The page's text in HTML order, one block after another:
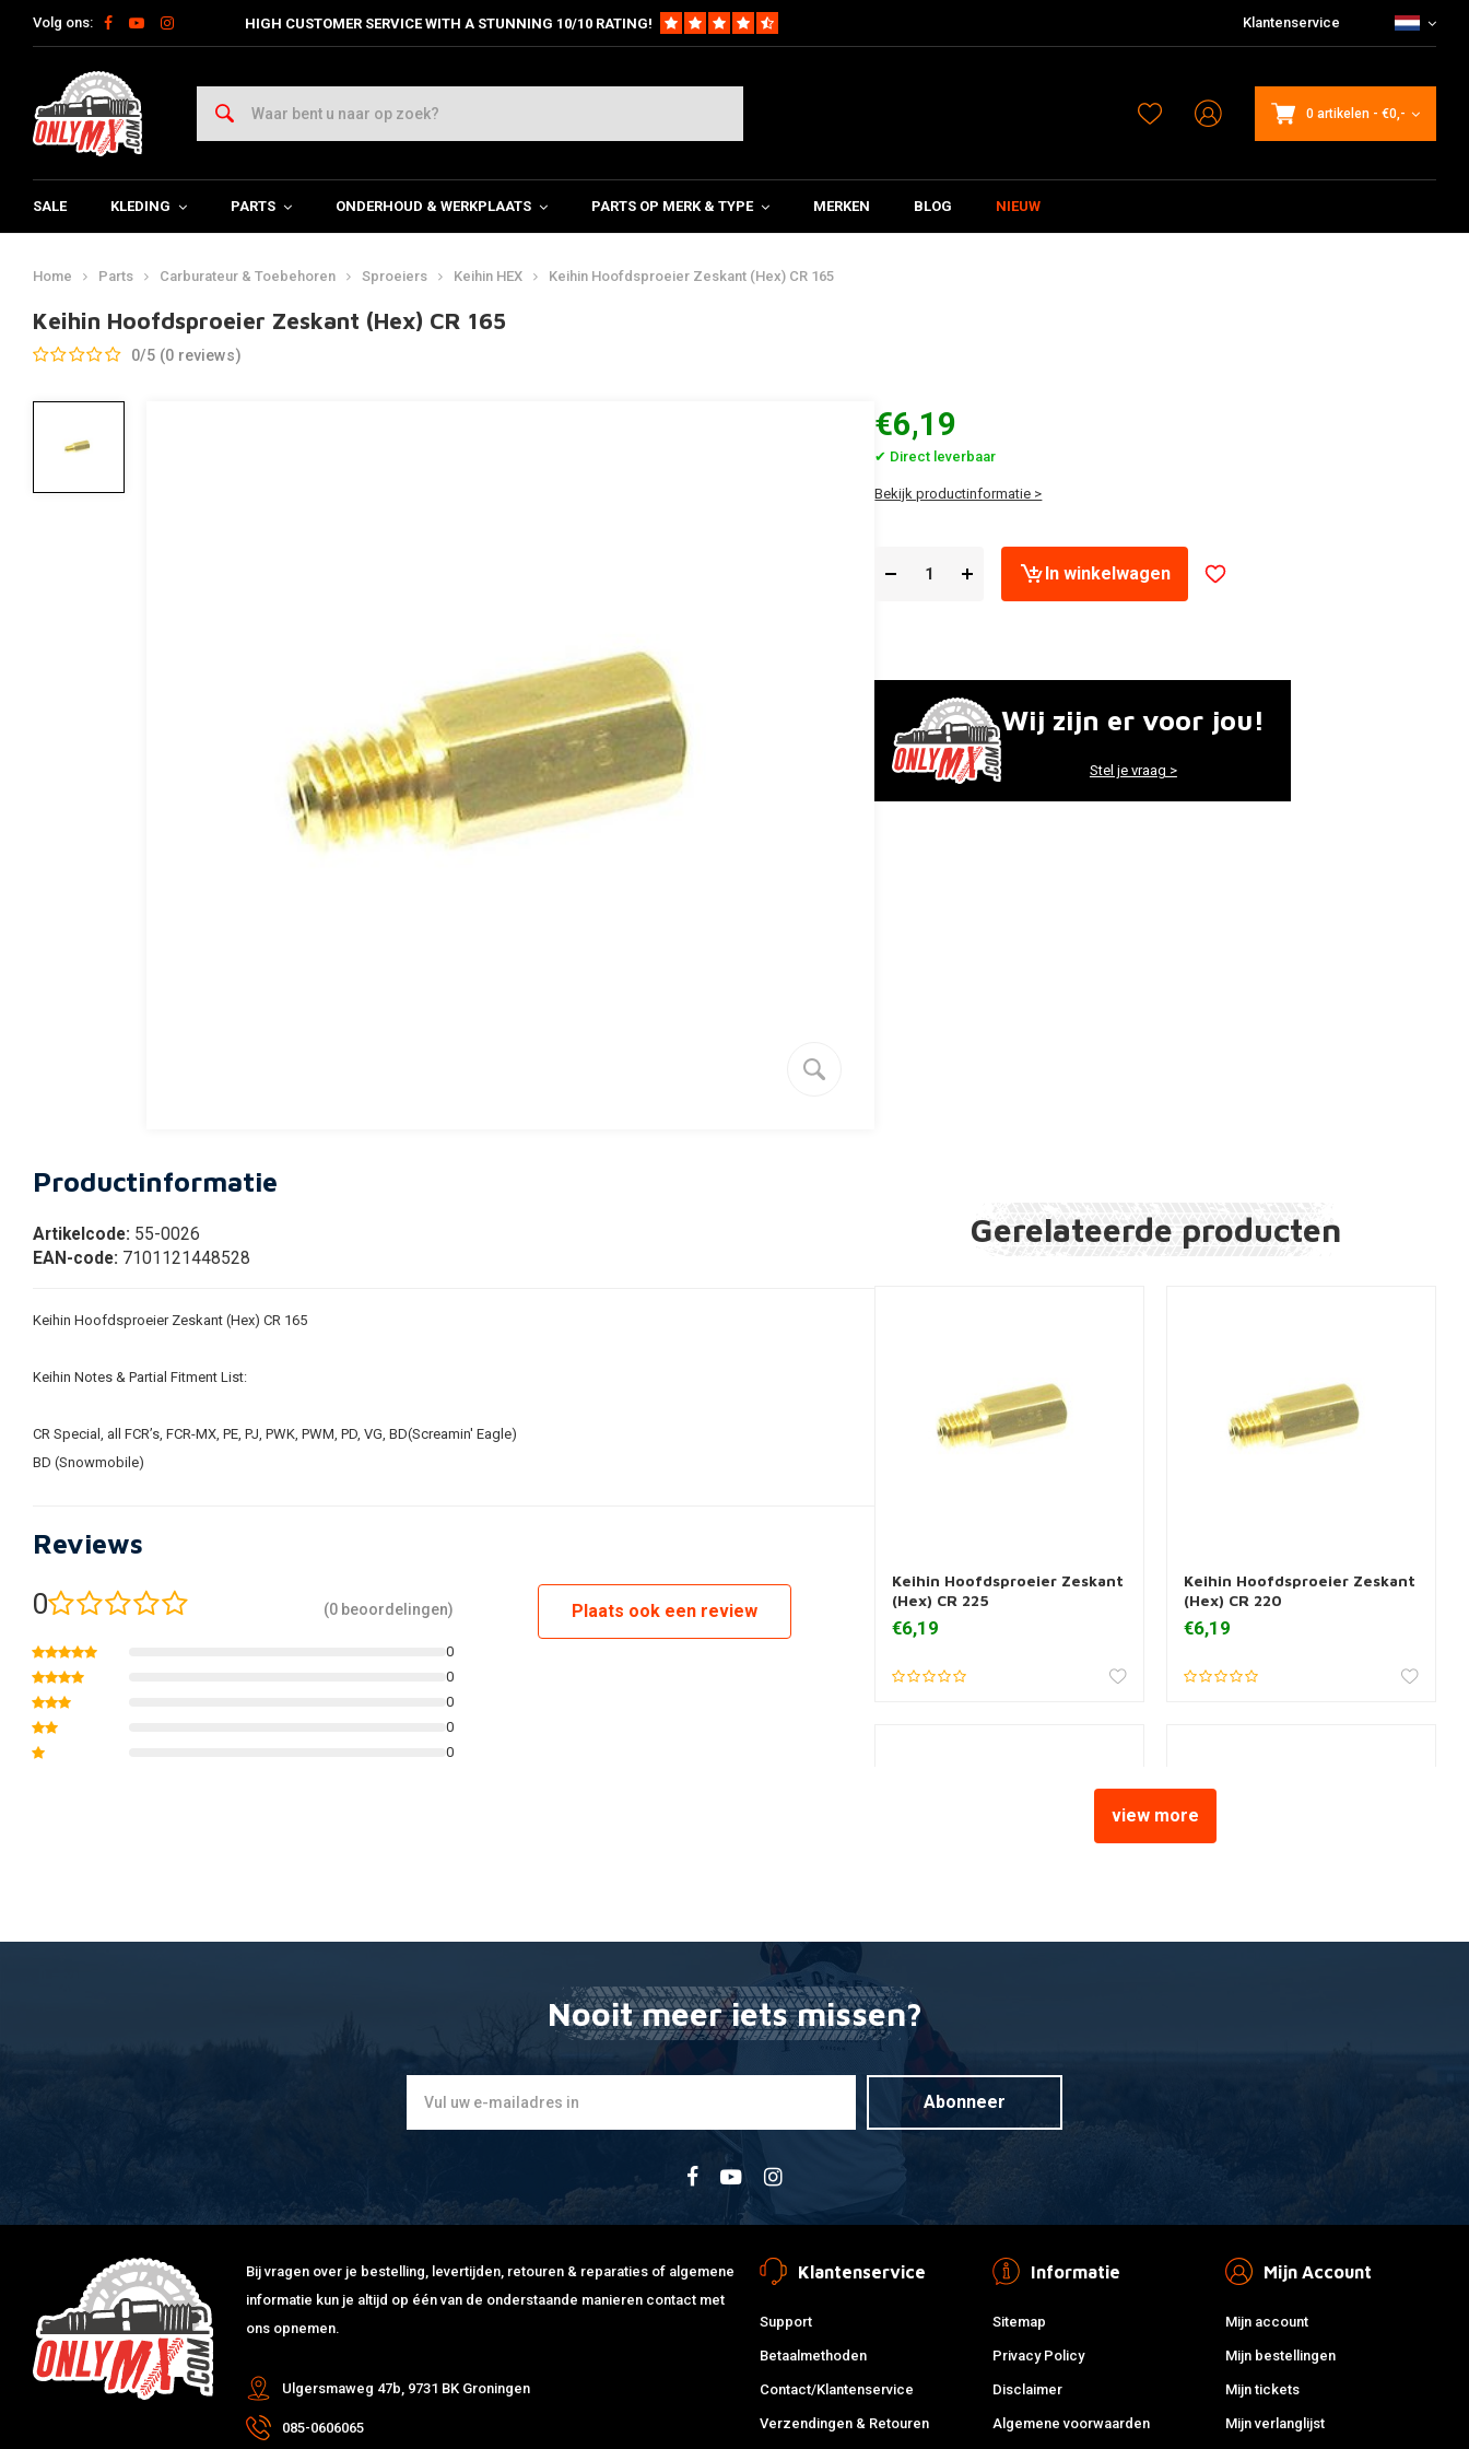
Volg ons: HIGH CUSTOMER SERVICE WITH A STUNNING 10/10 RATING! Klantenservice
0 artikelen - €0,-
SALE KLEDING PARTS ONDERHOUD & WERKPLAATS PARTS OP MERK & TYPE MERKEN BLOG NIEUW
Home Parts Carburateur & Toebehoren Sproeiers Keihin HEX Keihin Hoofdsproeier Zeskant (Hex) CR 165
Keihin Hoofdsproeier Zeskant (Hex) CR 165
0/5 (0 reviews)
€6,19
✔ Direct leverbaar
Bekijk productinformatie >
In winkelwagen
Wij zijn er voor jou!
Stel je vraag >
Productinformatie
Artikelcode: 55-0026
EAN-code: 7101121448528
Keihin Hoofdsproeier Zeskant (Hex) CR 165
Keihin Notes & Partial Fitment List:
CR Special, all FCR’s, FCR-MX, PE, PJ, PWK, PWM, PD, VG, BD(Screamin' Eagle)
BD (Snowmobile)
Reviews
0 (0 beoordelingen)
0
0
0
0
0
Plaats ook een review
Gerelateerde producten
Toevoegen aan winkelwagen
Keihin Hoofdsproeier Zeskant
(Hex) CR 225
€6,19
Toevoegen aan winkelwagen
Keihin Hoofdsproeier Zeskant
(Hex) CR 220
€6,19
Toevoegen aan winkelwagen
Keihin Hoofdsproeier Zeskant
(Hex) CR 215
view more
Nooit meer iets missen?
Abonneer
Bij vragen over je bestelling, levertijden, retouren & reparaties of algemene
informatie kun je altijd op één van de onderstaande manieren contact met
ons opnemen.
Ulgersmaweg 47b, 9731 BK Groningen
085-0606065
Klantenservice
Support
Betaalmethoden
Contact/Klantenservice
Verzendingen & Retouren
Informatie
Sitemap
Privacy Policy
Disclaimer
Algemene voorwaarden
Mijn Account
Mijn account
Mijn bestellingen
Mijn tickets
Mijn verlanglijst